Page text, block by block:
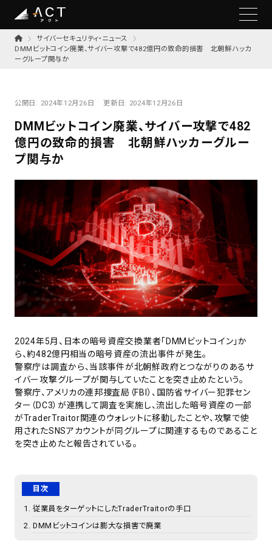
サイバーセキュリティ・ニュース
DMMビットコイン廃業、サイバー攻撃で482億円の致命的損害 北朝鮮ハッカ
ーグループ関与か
公開日: 2024年12月26日 更新日: 2024年12月26日
DMMビットコイン廃業、サイバー攻撃で482
億円の致命的損害 北朝鮮ハッカーグルー
プ関与か
2024年5月、日本の暗号資産交換業者「DMMビットコイン」か
ら、約482億円相当の暗号資産の流出事件が発生。
警察庁は調査から、当該事件が北朝鮮政府とつながりのあるサ
イバー攻撃グループが関与していたことを突き止めたという。
警察庁、アメリカの連邦捜査局（FBI）、国防省サイバー犯罪セン
ター（DC3）が連携して調査を実施し、流出した暗号資産の一部
がTraderTraitor関連のウォレットに移動したことや、攻撃で使
用されたSNSアカウントが同グループに関連するものであること
を突き止めたと報告されている。
目次
従業員をターゲットにしたTraderTraitorの手口
DMMビットコインは膨大な損害で廃業